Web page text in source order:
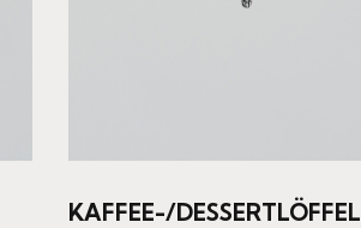
KAFFEE-/DESSERTLÖFFEL